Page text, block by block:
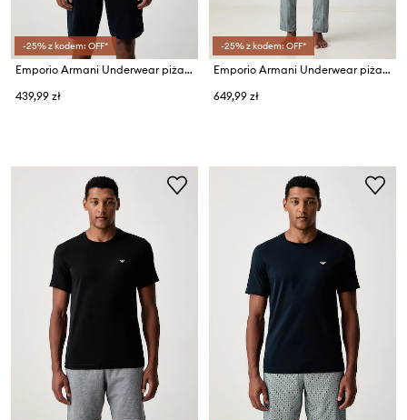
-25% z kodem: OFF*
Emporio Armani Underwear piżama dwuczęściowa męska bawełniana z elastanem
439,99 zł
-25% z kodem: OFF*
Emporio Armani Underwear piżama męska bawełniana
649,99 zł